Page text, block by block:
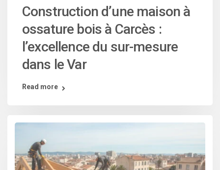
Construction d’une maison à
ossature bois à Carcès :
l’excellence du sur-mesure
dans le Var
Read more